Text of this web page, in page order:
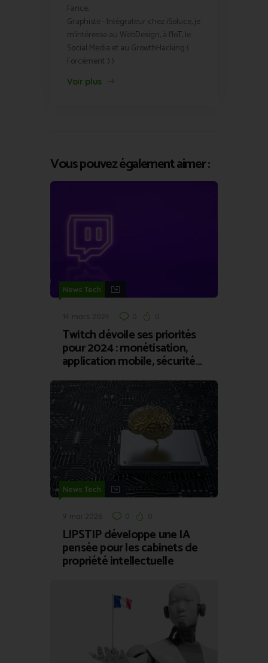
Fance,
Graphiste - Intégrateur chez iSoluce, je
m'intéresse au WebDesign, à l'IoT, le
Social Media et au GrowthHacking (
Forcément :) )
Voir plus
Vous pouvez également aimer :
News Tech
14 mars 2024 0 0
Twitch dévoile ses priorités
pour 2024 : monétisation,
application mobile, sécurité…
News Tech
9 mai 2026 0 0
LIPSTIP développe une IA
pensée pour les cabinets de
propriété intellectuelle